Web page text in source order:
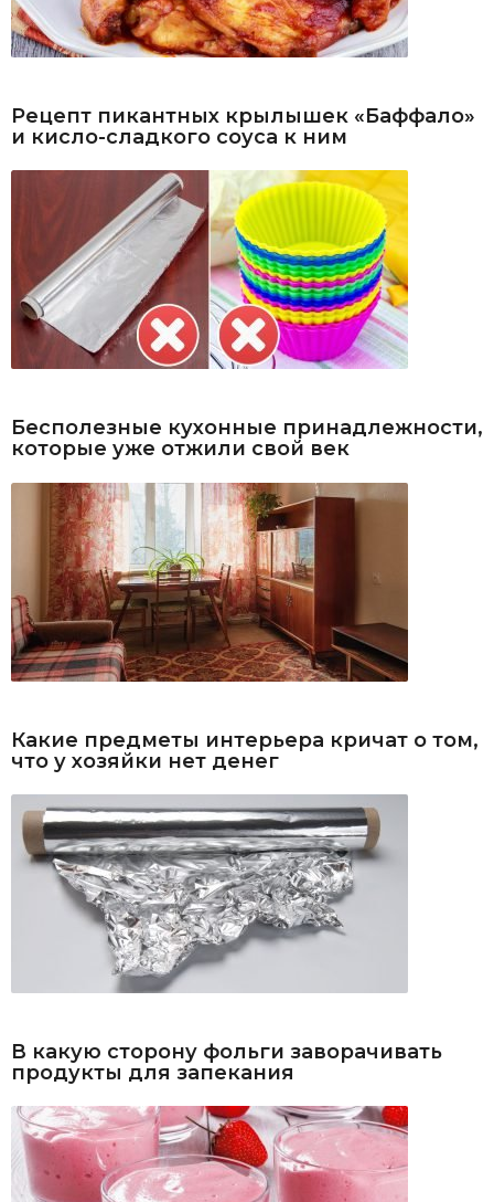
Рецепт пикантных крылышек «Баффало»
и кисло-сладкого соуса к ним
Бесполезные кухонные принадлежности,
которые уже отжили свой век
Какие предметы интерьера кричат о том,
что у хозяйки нет денег
В какую сторону фольги заворачивать
продукты для запекания